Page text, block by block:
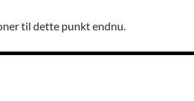
til dette punkt endnu.